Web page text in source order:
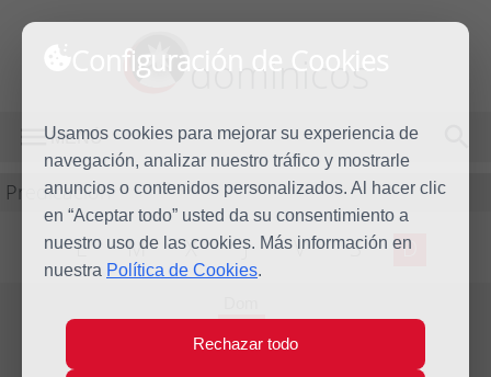
Configuración de Cookies
Usamos cookies para mejorar su experiencia de
navegación, analizar nuestro tráfico y mostrarle
anuncios o contenidos personalizados. Al hacer clic
en “Aceptar todo” usted da su consentimiento a
nuestro uso de las cookies. Más información en
nuestra Política de Cookies.
Rechazar todo
dominicos
MENÚ
Predicación
L M X J V S D
28
Feb